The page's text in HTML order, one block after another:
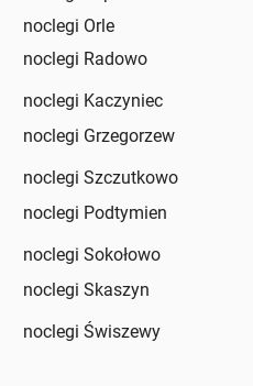
noclegi Orle
noclegi Radowo
noclegi Kaczyniec
noclegi Grzegorzew
noclegi Szczutkowo
noclegi Podtymien
noclegi Sokołowo
noclegi Skaszyn
noclegi Świszewy